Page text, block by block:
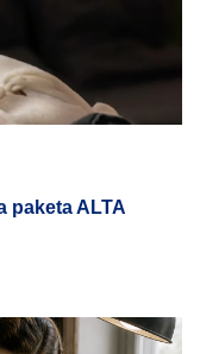
paketa ALTA